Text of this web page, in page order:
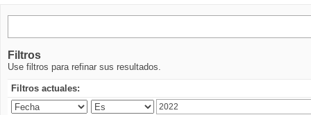
Filtros
Use filtros para refinar sus resultados.
Filtros actuales: